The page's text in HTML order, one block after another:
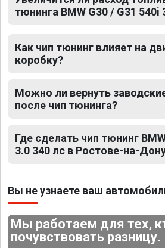
тюнинга BMW G30 / G31 540i
Как чип тюнинг влияет на
коробку?
Можно ли вернуть
после чип тюнинга?
Где сделать чип тюнинг
3.0 340 лс в Ростове-на-
Вы не узнаете ваш
Мы работаем для тех,
почувствовать разницу.